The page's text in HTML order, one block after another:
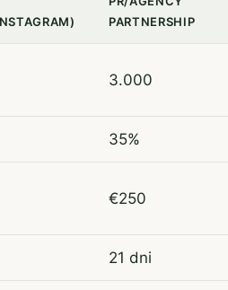
PARTNERSHIP
3.000
35%
€250
21 dni